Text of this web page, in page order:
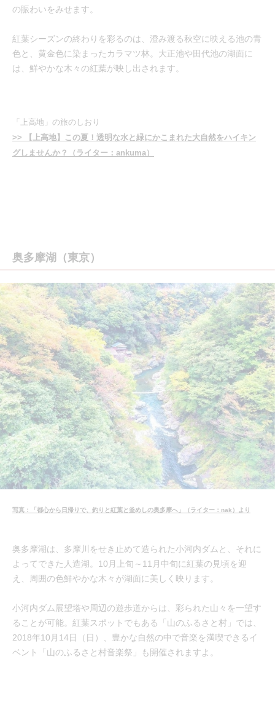
の賑わいをみせます。
紅葉シーズンの終わりを彩るのは、澄み渡る秋空に映える池の青
色と、黄金色に染まったカラマツ林。大正池や田代池の湖面に
は、鮮やかな木々の紅葉が映し出されます。
「上高地」の旅のしおり
>> 【上高地】この夏！透明な水と緑にかこまれた大自然をハイキン
グしませんか？（ライター：ankuma）
奥多摩湖（東京）
写真：「都心から日帰りで、釣りと紅葉と釜めしの奥多摩へ」（ライター：nak）より
奥多摩湖は、多摩川をせき止めて造られた小河内ダムと、それに
よってできた人造湖。10月上旬～11月中旬に紅葉の見頃を迎
え、周囲の色鮮やかな木々が湖面に美しく映ります。
小河内ダム展望塔や周辺の遊歩道からは、彩られた山々を一望す
ることが可能。紅葉スポットでもある「山のふるさと村」では、
2018年10月14日（日）、豊かな自然の中で音楽を満喫できるイ
ベント「山のふるさと村音楽祭」も開催されますよ。